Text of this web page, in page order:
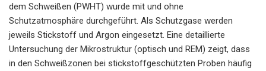
dem Schweißen (PWHT) wurde mit und ohne
Schutzatmosphäre durchgeführt. Als Schutzgase werden
jeweils Stickstoff und Argon eingesetzt. Eine detaillierte
Untersuchung der Mikrostruktur (optisch und REM) zeigt, dass
in den Schweißzonen bei stickstoffgeschützten Proben häufig